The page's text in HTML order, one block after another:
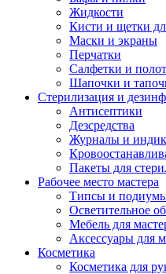
Жидкости
Кисти и щетки
Маски и экраны
Перчатки
Салфетки и
Шапочки и
Стерилизация и
Антисептики
Дезсредства
Журналы и
Пакеты для
Рабочее место мастера
Типсы и
Осветительное
Мебель для
Аксессуары для
Косметика
Косметика для